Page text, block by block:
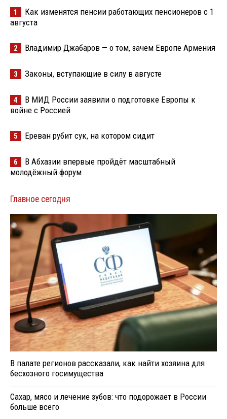
1
Как изменятся пенсии работающих пенсионеров с 1
августа
2 Владимир Джабаров — о том, зачем Европе Армения
3 Законы, вступающие в силу в августе
4
В МИД России заявили о подготовке Европы к
войне с Россией
5 Ереван рубит сук, на котором сидит
6
В Абхазии впервые пройдёт масштабный
молодёжный форум
Главное сегодня
В палате регионов рассказали, как найти хозяина для
бесхозного госимущества
Сахар, мясо и лечение зубов: что подорожает в России
больше всего